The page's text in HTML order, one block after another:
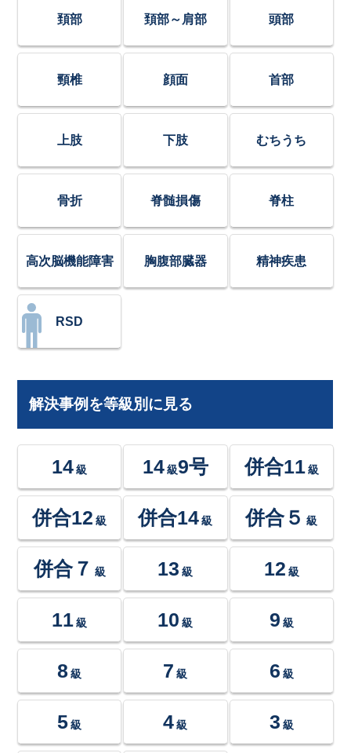
頚部 頚部～肩部 頭部
頸椎 顔面 首部
上肢 下肢 むちうち
骨折 脊髄損傷 脊柱
高次脳機能障害 胸腹部臓器 精神疾患
RSD
解決事例を等級別に見る
14 級 14級9号 併合11 級
併合12 級 併合14 級 併合５ 級
併合７ 級 13 級 12 級
11 級 10 級 9 級
8 級 7 級 6 級
5 級 4 級 3 級